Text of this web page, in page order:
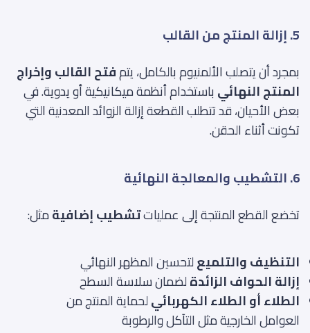
5. إزالة المنتج من القالب
بمجرد أن يتصلب الألمنيوم بالكامل، يتمفتح القالب وإخراج
المنتج النهائي باستخدام أنظمة ميكانيكية أو يدوية. في
بعض الأحيان، قد تتطلب القطعة إزالة الزوائد المعدنية التي
تكونت أثناء الحقن.
6. التشطيب والمعالجة النهائية
تخضع القطع المنتجة إلى عملياتتشطيب إضافيةمثل:
التنظيف والتلميعلتحسين المظهر النهائي
إزالة الحواف الزائدةلضمان سلاسة السطح
الطلاء أو الطلاء الكهربائيلحماية المنتج من
العوامل الخارجية مثل التآكل والرطوبة